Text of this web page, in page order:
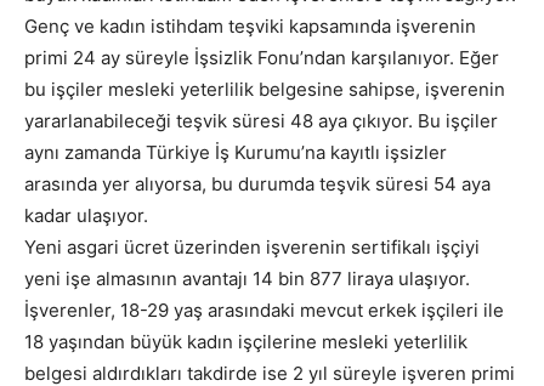
Genç ve kadın istihdam teşviki kapsamında işverenin
primi 24 ay süreyle İşsizlik Fonu’ndan karşılanıyor. Eğer
bu işçiler mesleki yeterlilik belgesine sahipse, işverenin
yararlanabileceği teşvik süresi 48 aya çıkıyor. Bu işçiler
aynı zamanda Türkiye İş Kurumu’na kayıtlı işsizler
arasında yer alıyorsa, bu durumda teşvik süresi 54 aya
kadar ulaşıyor.
Yeni asgari ücret üzerinden işverenin sertifikalı işçiyi
yeni işe almasının avantajı 14 bin 877 liraya ulaşıyor.
İşverenler, 18-29 yaş arasındaki mevcut erkek işçileri ile
18 yaşından büyük kadın işçilerine mesleki yeterlilik
belgesi aldırdıkları takdirde ise 2 yıl süreyle işveren primi